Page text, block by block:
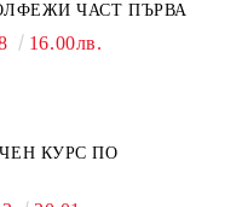
ЧАСТ ПЪРВА
16.00лв.
КУРС ПО